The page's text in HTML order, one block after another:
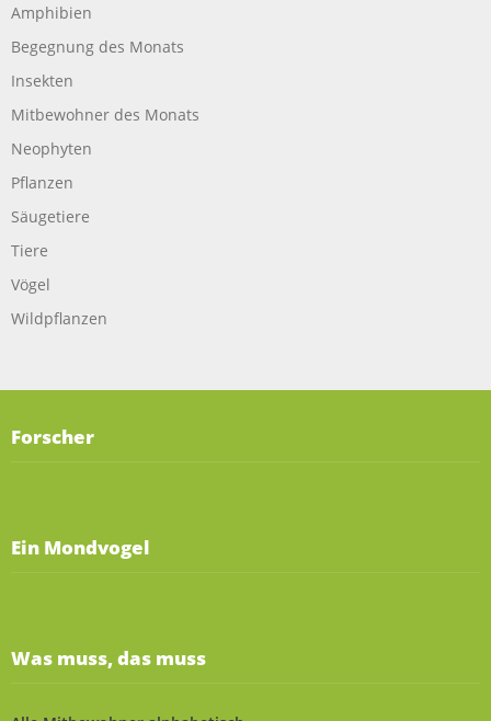
Amphibien
Begegnung des Monats
Insekten
Mitbewohner des Monats
Neophyten
Pflanzen
Säugetiere
Tiere
Vögel
Wildpflanzen
Forscher
Ein Mondvogel
Was muss, das muss